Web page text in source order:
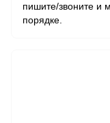
пишите/звоните и
порядке.